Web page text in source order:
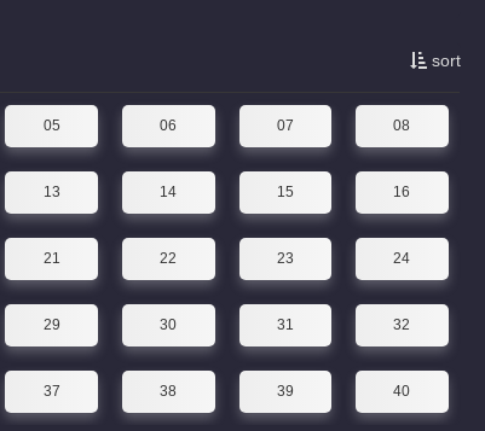
sort
05 06 07 08
13 14 15 16
21 22 23 24
29 30 31 32
37 38 39 40